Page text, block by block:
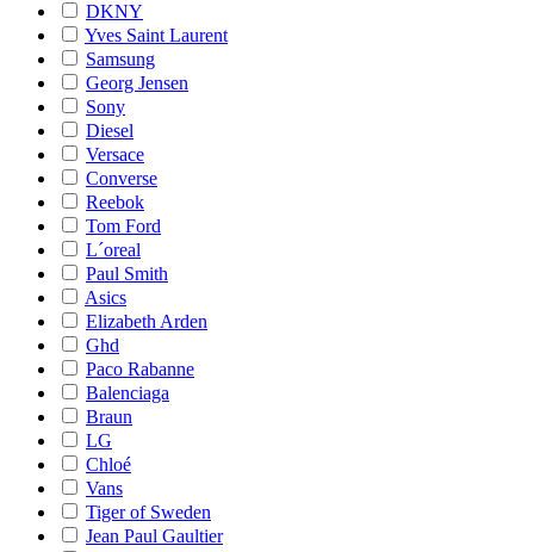
DKNY
Yves Saint Laurent
Samsung
Georg Jensen
Sony
Diesel
Versace
Converse
Reebok
Tom Ford
L´oreal
Paul Smith
Asics
Elizabeth Arden
Ghd
Paco Rabanne
Balenciaga
Braun
LG
Chloé
Vans
Tiger of Sweden
Jean Paul Gaultier